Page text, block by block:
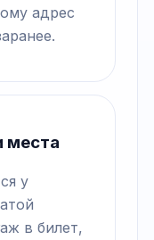
адрес
места
у
в билет,